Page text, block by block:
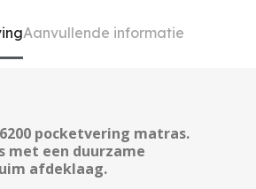
Aanvullende informatie
pocketvering matras.
met een duurzame
afdeklaag.